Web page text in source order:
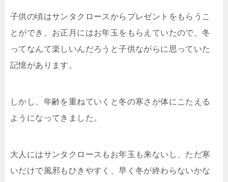
子供の頃はサンタクロースからプレゼントをもらうこ
とができ、お正月にはお年玉をもらえていたので、冬
ってなんて楽しいんだろうと子供ながらに思っていた
記憶があります。
しかし、年齢を重ねていくと冬の寒さが体にこたえる
ようになってきました。
大人にはサンタクロースもお年玉も来ないし、ただ寒
いだけで風邪もひきやすく、早く冬が終わらないかな